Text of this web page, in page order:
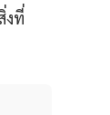
งที่